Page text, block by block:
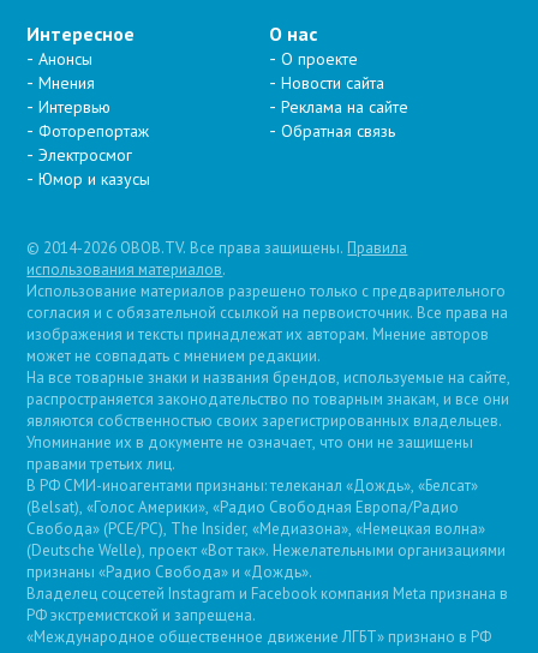
Интересное
Анонсы
Мнения
Интервью
Фоторепортаж
Электросмог
Юмор и казусы
О нас
О проекте
Новости сайта
Реклама на сайте
Обратная связь
© 2014-2026 OBOB.TV. Все права защищены. Правила
использования материалов.
Использование материалов разрешено только с предварительного
согласия и с обязательной ссылкой на первоисточник. Все права на
изображения и тексты принадлежат их авторам. Мнение авторов
может не совпадать с мнением редакции.
На все товарные знаки и названия брендов, используемые на сайте,
распространяется законодательство по товарным знакам, и все они
являются собственностью своих зарегистрированных владельцев.
Упоминание их в документе не означает, что они не защищены
правами третьих лиц.
В РФ СМИ-иноагентами признаны: телеканал «Дождь», «Белсат»
(Belsat), «Голос Америки», «Радио Свободная Европа/Радио
Свобода» (PCE/PC), The Insider, «Медиазона», «Немецкая волна»
(Deutsche Welle), проект «Вот так». Нежелательными организациями
признаны «Радио Свобода» и «Дождь».
Владелец соцсетей Instagram и Facebook компания Metа признана в
РФ экстремистской и запрещена.
«Международное общественное движение ЛГБТ» признано в РФ